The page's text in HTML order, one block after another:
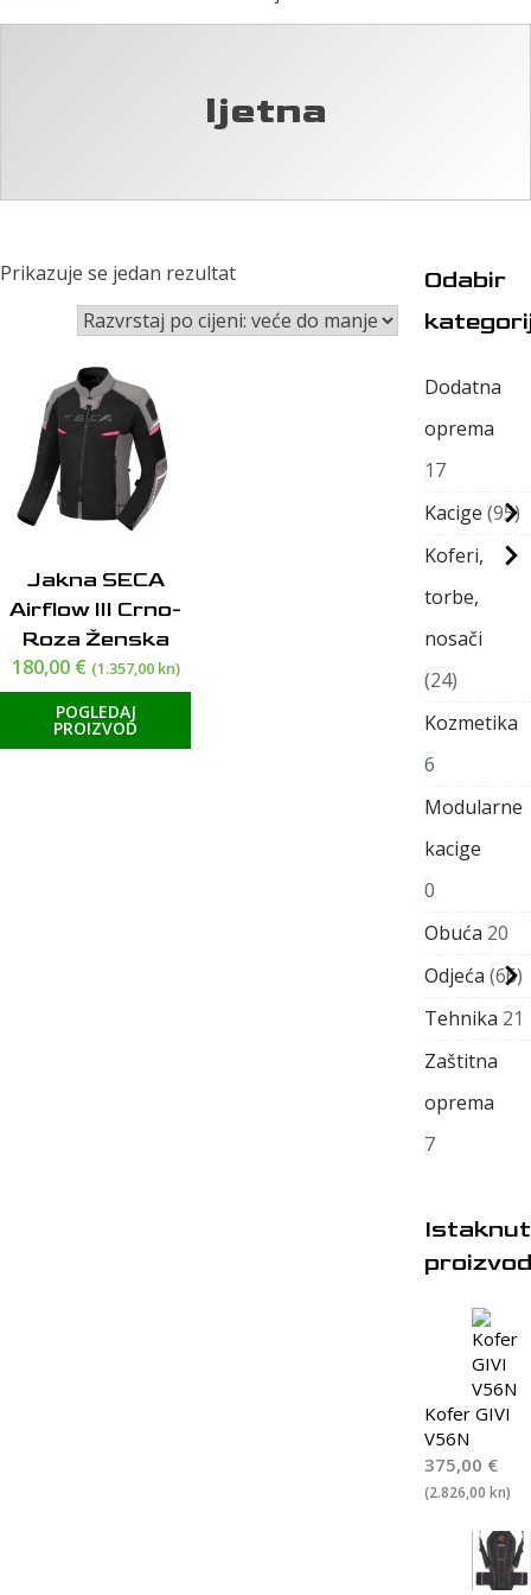
ljetna
Prikazuje se jedan rezultat
Jakna SECA
Airflow III Crno-
Roza Ženska
180,00 € (1.357,00 kn)
POGLEDAJ
PROIZVOD
Odabir
Dodatna
oprema
17
Kacige 95
Koferi,
torbe,
nosači
24
Kozmetika
6
Modularne
kacige
0
Obuća 20
Odjeća 66
Tehnika 21
Zaštitna
oprema
7
Kofer GIVI
V56N
375,00 €
(2.826,00 kn)